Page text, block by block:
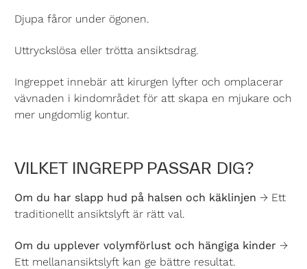
Djupa fåror under ögonen.
Uttryckslösa eller trötta ansiktsdrag.
Ingreppet innebär att kirurgen lyfter och omplacerar
vävnaden i kindområdet för att skapa en mjukare och
mer ungdomlig kontur.
VILKET INGREPP PASSAR DIG?
Om du har slapp hud på halsen och käklinjen → Ett
traditionellt ansiktslyft är rätt val.
Om du upplever volymförlust och hängiga kinder →
Ett mellanansiktslyft kan ge bättre resultat.